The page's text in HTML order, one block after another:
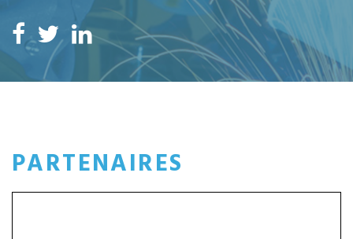
PARTENAIRES